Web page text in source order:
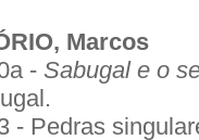
Marcos
- Sabugal e o
- Pedras